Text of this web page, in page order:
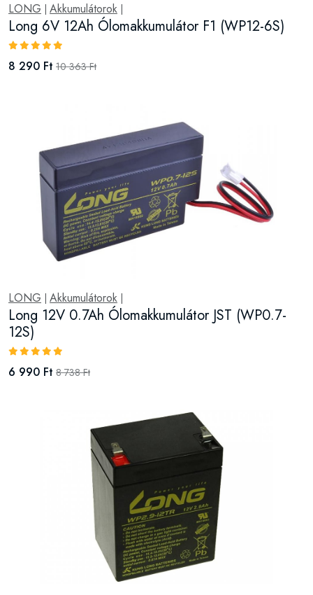
LONG Akkumulátorok
Long 6V 12Ah Ólomakkumulátor F1 (WP12-6S)
8 290 Ft 10 363 Ft
LONG Akkumulátorok
Long 12V 0.7Ah Ólomakkumulátor JST (WP0.7-
12S)
6 990 Ft 8 738 Ft